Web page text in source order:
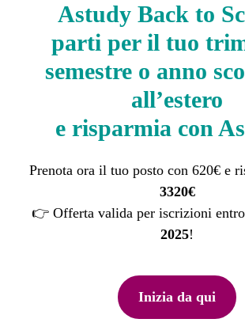
Programmi
ITACA
Borse
Studio
informazioni
Astudy Back to
parti per il tuo
semestre o anno
all’estero
e risparmia con
Prenota ora il tuo posto con 620€ e
3320€
👉 Offerta valida per iscrizioni
2025!
Inizia da qui